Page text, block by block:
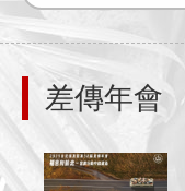
差傳年會